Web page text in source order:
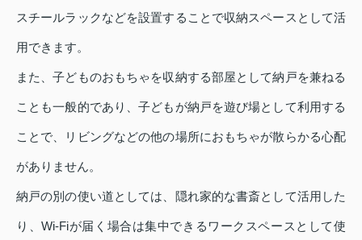
スチールラックなどを設置することで収納スペースとして活
用できます。
また、子どものおもちゃを収納する部屋として納戸を兼ねる
ことも一般的であり、子どもが納戸を遊び場として利用する
ことで、リビングなどの他の場所におもちゃが散らかる心配
がありません。
納戸の別の使い道としては、隠れ家的な書斎として活用した
り、Wi-Fiが届く場合は集中できるワークスペースとして使